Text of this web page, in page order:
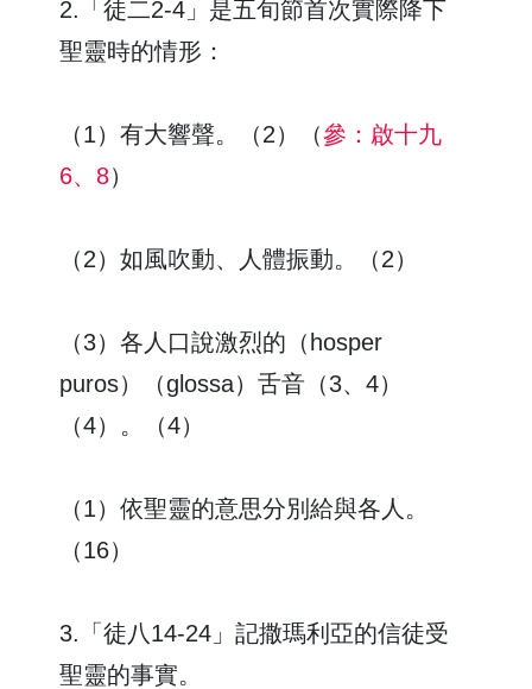
2.「徒二2-4」是五旬節首次實際降下
聖靈時的情形：
（1）有大響聲。（2）（參：啟十九
6、8）
（2）如風吹動、人體振動。（2）
（3）各人口說激烈的（hosper
puros）（glossa）舌音（3、4）
（4）。（4）
（1）依聖靈的意思分別給與各人。
（16）
3.「徒八14-24」記撒瑪利亞的信徒受
聖靈的事實。